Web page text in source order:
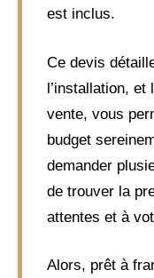
est inclus.
Ce devis
l’installation,
vente, vous
budget
demander
de trouver la
attentes et à
Alors, prêt à